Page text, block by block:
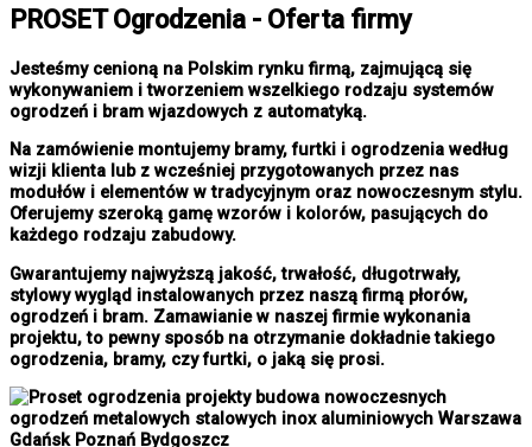
PROSET Ogrodzenia - Oferta firmy
Jesteśmy cenioną na Polskim rynku firmą, zajmującą się
wykonywaniem i tworzeniem wszelkiego rodzaju systemów
ogrodzeń i bram wjazdowych z automatyką.
Na zamówienie montujemy bramy, furtki i ogrodzenia według
wizji klienta lub z wcześniej przygotowanych przez nas
modułów i elementów w tradycyjnym oraz nowoczesnym stylu.
Oferujemy szeroką gamę wzorów i kolorów, pasujących do
każdego rodzaju zabudowy.
Gwarantujemy najwyższą jakość, trwałość, długotrwały,
stylowy wygląd instalowanych przez naszą firmą płorów,
ogrodzeń i bram. Zamawianie w naszej firmie wykonania
projektu, to pewny sposób na otrzymanie dokładnie takiego
ogrodzenia, bramy, czy furtki, o jaką się prosi.